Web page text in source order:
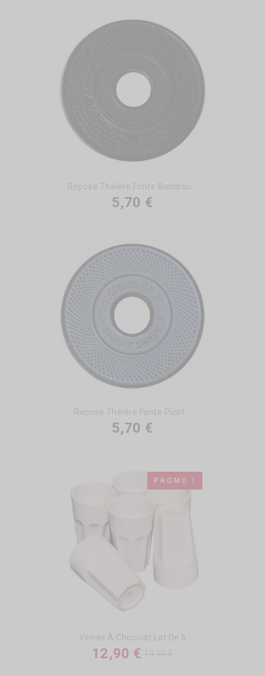
Repose Théière Fonte Bambou...
5,70 €
Repose Théière Fonte Picot...
5,70 €
PROMO !
Verres À Chocolat Lot De 6
12,90 € 19,90 €